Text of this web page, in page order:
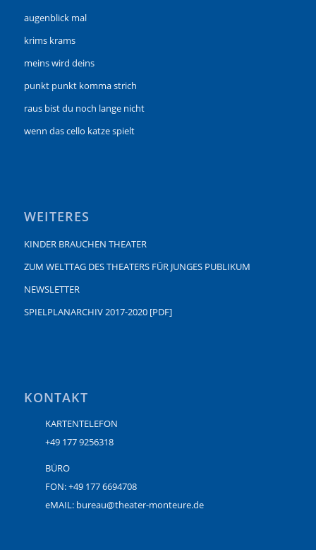
augenblick mal
krims krams
meins wird deins
punkt punkt komma strich
raus bist du noch lange nicht
wenn das cello katze spielt
WEITERES
KINDER BRAUCHEN THEATER
ZUM WELTTAG DES THEATERS FÜR JUNGES PUBLIKUM
NEWSLETTER
SPIELPLANARCHIV 2017-2020 [PDF]
KONTAKT
KARTENTELEFON
+49 177 9256318
BÜRO
FON: +49 177 6694708
eMAIL: bureau@theater-monteure.de